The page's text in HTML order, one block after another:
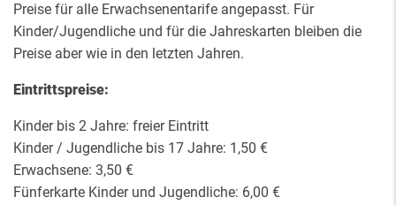
Preise für alle Erwachsenentarife angepasst. Für
Kinder/Jugendliche und für die Jahreskarten bleiben die
Preise aber wie in den letzten Jahren.
Eintrittspreise:
Kinder bis 2 Jahre: freier Eintritt
Kinder / Jugendliche bis 17 Jahre: 1,50 €
Erwachsene: 3,50 €
Fünferkarte Kinder und Jugendliche: 6,00 €